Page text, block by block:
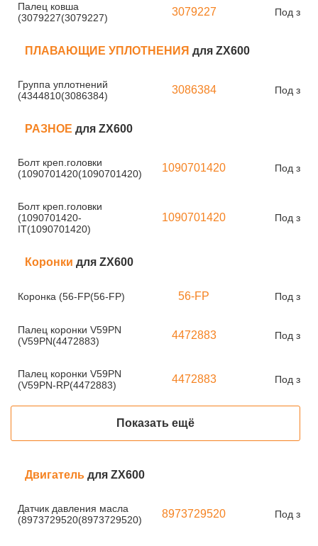
Палец ковша
(3079227(3079227)
3079227 Под
ПЛАВАЮЩИЕ УПЛОТНЕНИЯ для ZX600
Группа уплотнений
(4344810(3086384)
3086384 Под
РАЗНОЕ для ZX600
Болт креп.головки
(1090701420(1090701420)
1090701420 Под
Болт креп.головки
(1090701420-
IT(1090701420)
1090701420 Под
Коронки для ZX600
Коронка (56-FP(56-FP) 56-FP Под
Палец коронки V59PN
(V59PN(4472883)
4472883 Под
Палец коронки V59PN
(V59PN-RP(4472883)
4472883 Под
Показать ещё
Двигатель для ZX600
Датчик давления масла
(8973729520(8973729520)
8973729520 Под